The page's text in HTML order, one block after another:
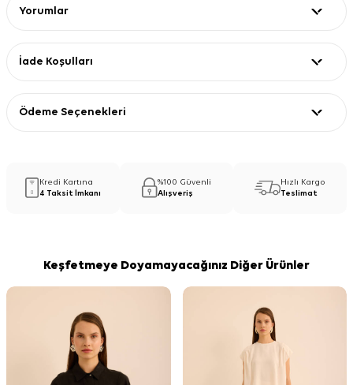
Yorumlar
İade Koşulları
Ödeme Seçenekleri
Kredi Kartına
4 Taksit İmkanı
%100 Güvenli
Alışveriş
Hızlı Kargo
Teslimat
Keşfetmeye Doyamayacağınız Diğer Ürünler